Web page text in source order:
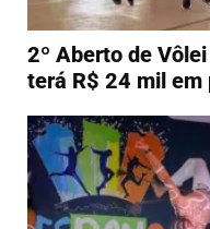
2º Aberto de
terá R$ 24 mil em